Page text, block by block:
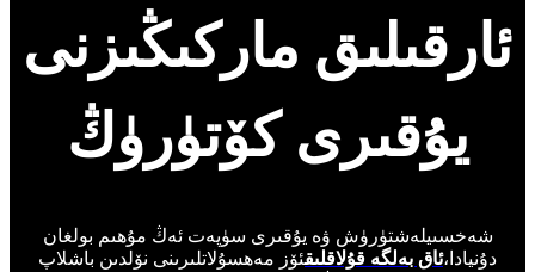
ئارقىلىق ماركىڭىزنى
يۇقىرى كۆتۈرۈڭ
شەخسىيلەشتۈرۈش ۋە يۇقىرى سۈپەت ئەڭ مۇھىم بولغان
دۇنيادا،ئاق بەلگە قۇلاقلىقئۆز مەھسۇلاتلىرىنى نۆلدىن باشلاپ